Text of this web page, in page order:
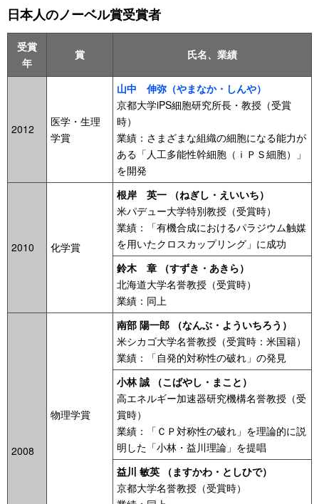
日本人のノーベル賞受賞者
受賞
年
賞 氏名、業績
2012
医学・生理
学賞
山中 伸弥（やまなか・しんや）
京都大学iPS細胞研究所長・教授（受賞
時）
業績：さまざまな組織の細胞になる能力が
ある「人工多能性幹細胞（ｉＰＳ細胞）」
を開発
2010 化学賞
根岸 英一 （ねぎし・えいいち）
米パデュー大学特別教授（受賞時）
業績：「有機合成におけるパラジウム触媒
を用いたクロスカップリング」に成功
鈴木 章 （すずき・あきら）
北海道大学名誉教授（受賞時）
業績：同上
2008
物理学賞
南部 陽一郎 （なんぶ・よういちろう）
米シカゴ大学名誉教授（受賞時：米国籍）
業績：「自発的対称性の破れ」の発見
小林 誠 （こばやし・まこと）
高エネルギー加速器研究機構名誉教授（受
賞時）
業績：「ＣＰ対称性の破れ」を理論的に説
明した「小林・益川理論」を提唱
益川 敏英 （ますかわ・としひで）
京都大学名誉教授（受賞時）